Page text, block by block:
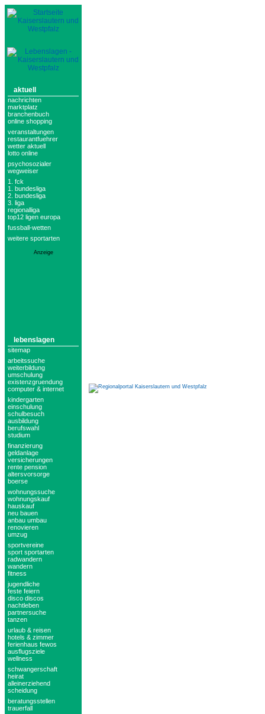
aktuell
nachrichten
marktplatz
branchenbuch
online shopping
veranstaltungen
restaurantfuehrer
wetter aktuell
lotto online
psychosozialer
wegweiser
1. fck
1. bundesliga
2. bundesliga
3. liga
regionalliga
top12 ligen europa
fussball-wetten
weitere sportarten
Anzeige
lebenslagen
sitemap
arbeitssuche
weiterbildung
umschulung
existenzgruendung
computer & internet
kindergarten
einschulung
schulbesuch
ausbildung
berufswahl
studium
finanzierung
geldanlage
versicherungen
rente pension
altersvorsorge
boerse
wohnungssuche
wohnungskauf
hauskauf
neu bauen
anbau umbau
renovieren
umzug
sportvereine
sport sportarten
radwandern
wandern
fitness
jugendliche
feste feiern
disco discos
nachtleben
partnersuche
tanzen
urlaub & reisen
hotels & zimmer
ferienhaus fewos
ausflugsziele
wellness
schwangerschaft
heirat
alleinerziehend
scheidung
beratungsstellen
trauerfall